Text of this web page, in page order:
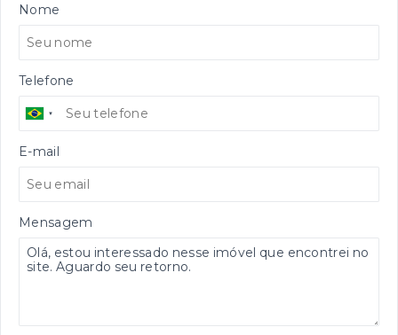
Nome
Telefone
E-mail
Mensagem